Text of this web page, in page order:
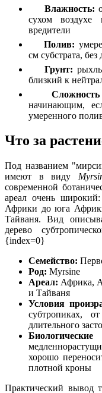
Влажность:
сухом воздухе
вредители
Полив:
см субстрата,
Грунт:
близкий к
начинающим,
умеренного
Что за
Под названием
имеют в виду
современной
ареал очень
Африки до юга
Тайваня. Вид
дерево
{index=0}
Семейство:
Род: Myrsine
Ареал: Африка,
и Тайваня
Условия
субтропиках,
длительного
хорошо
плотной кроны
Практический вывод